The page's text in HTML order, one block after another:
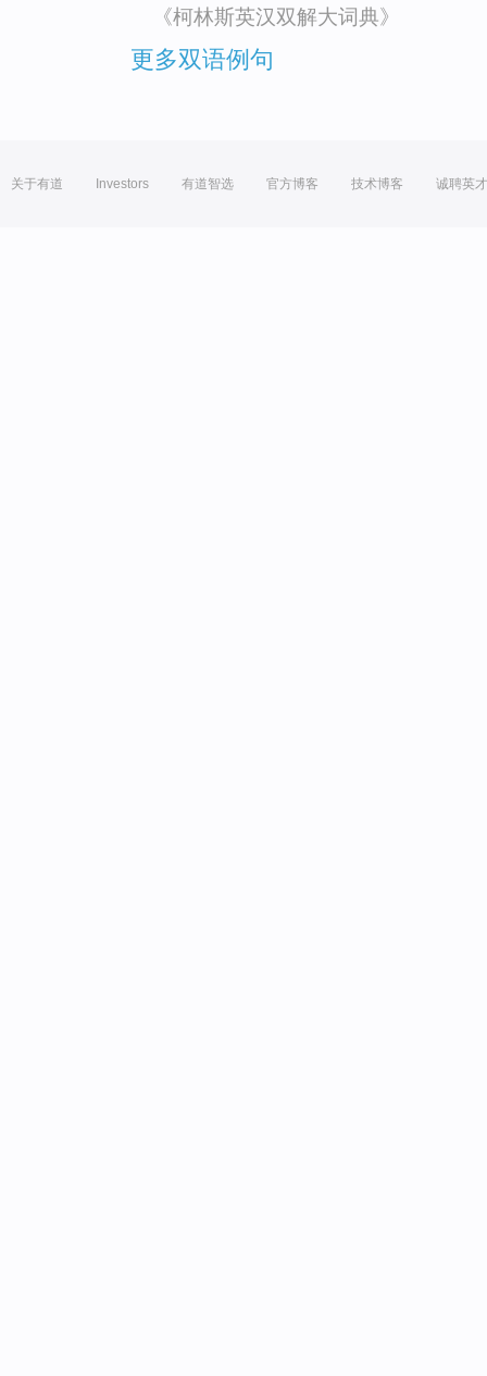
《柯林斯英汉双解大词典》
更多双语例句
关于有道 Investors 有道智选 官方博客 技术博客 诚聘英才